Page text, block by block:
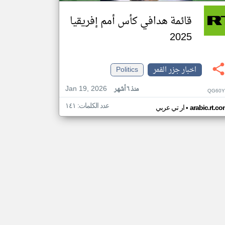
قائمة هدافي كأس أمم إفريقيا
2025
اخبار جزر القمر
Politics
Jan 19, 2026
منذ ٦ أشهر
ار تي عربي• عدد الكلمات: ١٤١